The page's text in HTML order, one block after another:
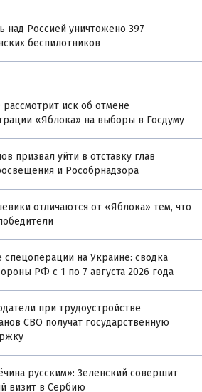
над Россией уничтожено 397
беспилотников
иск об отмене
«Яблока» на выборы в Госдуму
призвал уйти в отставку глав
и Рособрнадзора
отличаются от «Яблока» тем, что
спецоперации на Украине: сводка
РФ с 1 по 7 августа 2026 года
при трудоустройстве
СВО получат государственную
русским»: Зеленский совершит
визит в Сербию